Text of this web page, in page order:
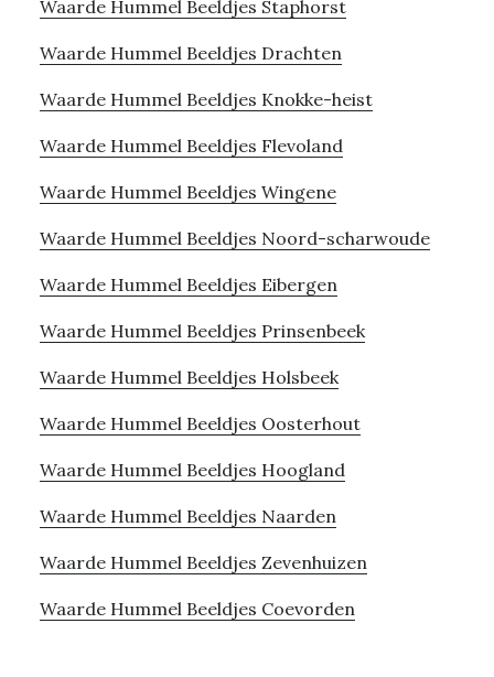
Waarde Hummel Beeldjes Staphorst
Waarde Hummel Beeldjes Drachten
Waarde Hummel Beeldjes Knokke-heist
Waarde Hummel Beeldjes Flevoland
Waarde Hummel Beeldjes Wingene
Waarde Hummel Beeldjes Noord-scharwoude
Waarde Hummel Beeldjes Eibergen
Waarde Hummel Beeldjes Prinsenbeek
Waarde Hummel Beeldjes Holsbeek
Waarde Hummel Beeldjes Oosterhout
Waarde Hummel Beeldjes Hoogland
Waarde Hummel Beeldjes Naarden
Waarde Hummel Beeldjes Zevenhuizen
Waarde Hummel Beeldjes Coevorden